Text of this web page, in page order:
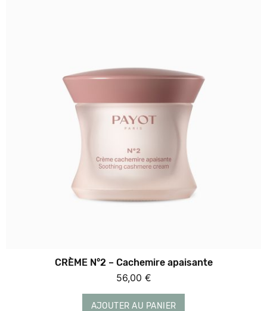
CRÈME N°2 – Cachemire apaisante
56,00 €
AJOUTER AU PANIER